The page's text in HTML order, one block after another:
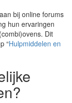
bij online forums
hun ervaringen
Dit
“Hulpmiddelen en